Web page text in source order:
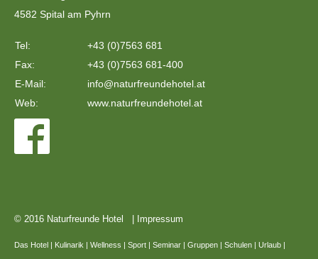
4582 Spital am Pyhrn
Tel:
Fax:
E-Mail:
Web:
+43 (0)7563 681
+43 (0)7563 681-400
info@naturfreundehotel.at
www.naturfreundehotel.at
© 2016 Naturfreunde Hotel | Impressum
Das Hotel | Kulinarik | Wellness | Sport | Seminar | Gruppen | Schulen | Urlaub |